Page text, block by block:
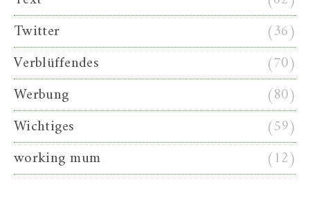
Twitter
(36)
Verblüffendes
(70)
Werbung
(80)
Wichtiges
(59)
working mum
(12)